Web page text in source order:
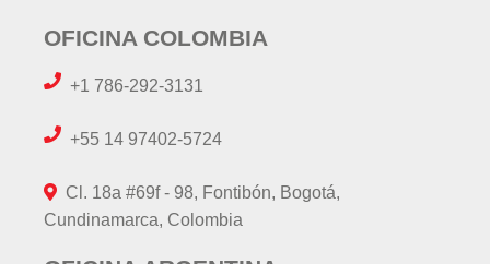
OFICINA COLOMBIA
+1 786-292-3131
+55 14 97402-5724
Cl. 18a #69f - 98, Fontibón, Bogotá,
Cundinamarca, Colombia